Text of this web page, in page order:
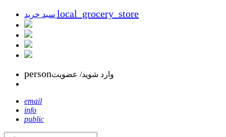
local_grocery_store
personوارد شوید/ عضویت
email
info
public